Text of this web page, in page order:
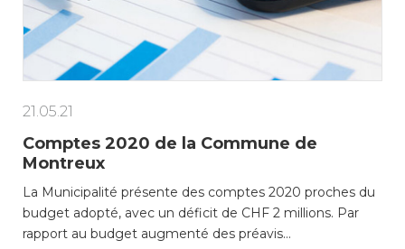
21.05.21
Comptes 2020 de la Commune de
Montreux
La Municipalité présente des comptes 2020 proches du
budget adopté, avec un déficit de CHF 2 millions. Par
rapport au budget augmenté des préavis…